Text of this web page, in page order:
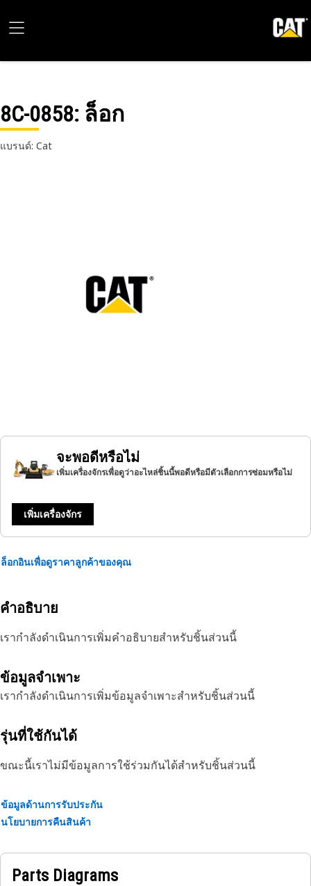
8C-0858: ล็อก
แบรนด์: Cat
จะพอดีหรือไม่
เพิ่มเครื่องจักรเพื่อดูว่าอะไหล่ชิ้นนี้พอดีหรือมีตัวเลือกการซ่อมหรือไม่
เพิ่มเครื่องจักร
ล็อกอินเพื่อดูราคาลูกค้าของคุณ
คำอธิบาย
เรากำลังดำเนินการเพิ่มคำอธิบายสำหรับชิ้นส่วนนี้
ข้อมูลจำเพาะ
เรากำลังดำเนินการเพิ่มข้อมูลจำเพาะสำหรับชิ้นส่วนนี้
รุ่นที่ใช้กันได้
ขณะนี้เราไม่มีข้อมูลการใช้ร่วมกันได้สำหรับชิ้นส่วนนี้
ข้อมูลด้านการรับประกัน
นโยบายการคืนสินค้า
Parts Diagrams